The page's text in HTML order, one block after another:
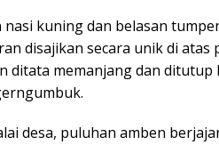
nasi kuning dan belasan
disajikan secara unik di
ditata memanjang dan
desa, puluhan amben